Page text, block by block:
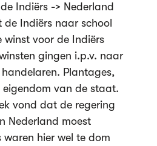
Indiërs -> Nederland
Indiërs naar school
winst voor de Indiërs
gingen i.p.v. naar
Plantages,
eigendom van de staat.
vond dat de regering
Nederland moest
waren hier wel te dom